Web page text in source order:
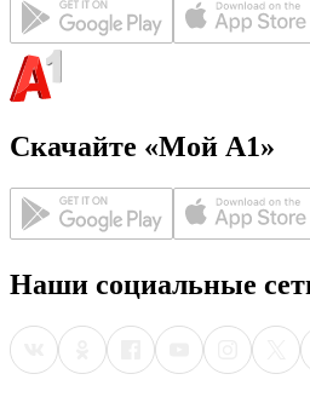
Скачайте «Мой А1»
Наши социальные